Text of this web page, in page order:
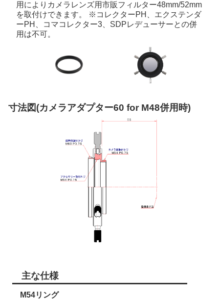
用によりカメラレンズ用市販フィルター48mm/52mm
を取付けできます。 ※コレクターPH、エクステンダ
ーPH、コマコレクター3、SDPレデューサーとの併
用は不可。
寸法図(カメラアダプター60 for M48併用時)
主な仕様
M54リング